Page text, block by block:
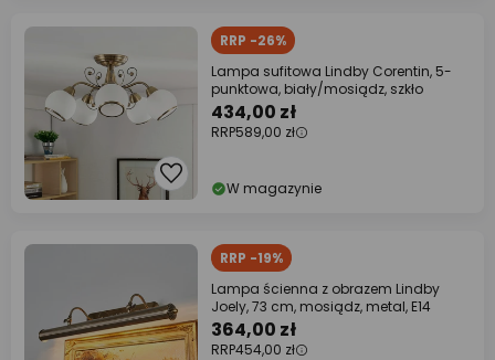
RRP -26%
Lampa sufitowa Lindby Corentin, 5-
punktowa, biały/mosiądz, szkło
434,00 zł
RRP589,00 zł
W magazynie
RRP -19%
Lampa ścienna z obrazem Lindby
Joely, 73 cm, mosiądz, metal, E14
364,00 zł
RRP454,00 zł